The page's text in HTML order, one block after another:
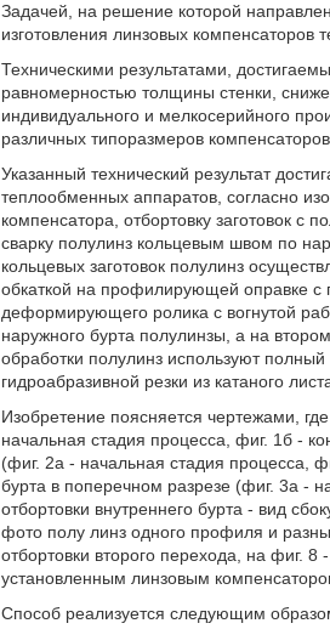
Задачей, на решение которой
изготовления линзовых компенсаторов
Техническими результатами,
равномерностью толщины стенки,
индивидуального и мелкосерийного
различных типоразмеров компенсаторов.
Указанный технический результат
теплообменных аппаратов, согласно
компенсатора, отбортовку заготовок с
сварку полулинз кольцевым швом по
кольцевых заготовок полулинз
обкаткой на профилирующей оправке с
деформирующего ролика с вогнутой
наружного бурта полулинзы, а на
обработки полулинз используют
гидроабразивной резки из катаного
Изобретение поясняется чертежами,
начальная стадия процесса, фиг. 1б -
(фиг. 2а - начальная стадия процесса,
бурта в поперечном разрезе (фиг. 3а -
отбортовки внутреннего бурта - вид
фото полу линз одного профиля и
отбортовки второго перехода, на фиг.
установленным линзовым
Способ реализуется следующим